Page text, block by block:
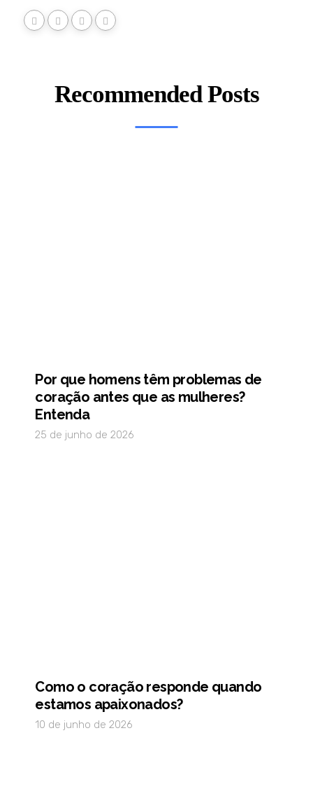
Recommended Posts
Por que homens têm problemas de
coração antes que as mulheres?
Entenda
25 de junho de 2026
Como o coração responde quando
estamos apaixonados?
10 de junho de 2026